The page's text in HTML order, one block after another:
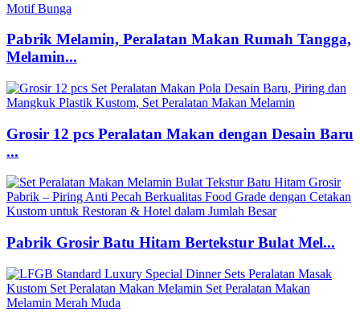
Pabrik Melamin, Peralatan Makan Rumah Tangga,
Melamin...
Grosir 12 pcs Peralatan Makan dengan Desain Baru
...
Pabrik Grosir Batu Hitam Bertekstur Bulat Mel...